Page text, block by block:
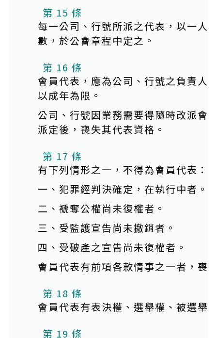
第 15 條
每一公司、行號所派之代表，以一人
數，於公會章程中定之。
第 16 條
會員代表，應為公司、行號之負責人
以成年為限。
公司、行號因業務需要得隨時改派會
派定後，喪失其代表資格。
第 17 條
有下列情形之一，不得為會員代表：
一、犯罪經判決確定，在執行中者。
二、褫奪公權尚未復權者。
三、受監護宣告尚未撤銷者。
四、受破產之宣告尚未復權者。
會員代表有前項各款情事之一者，喪
第 18 條
會員代表有表決權、選舉權、被選舉
第 19 條